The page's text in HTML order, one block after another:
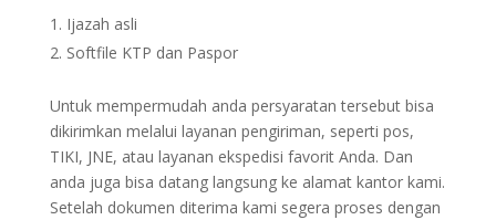
Ijazah asli
Softfile KTP dan Paspor
Untuk mempermudah anda persyaratan tersebut bisa
dikirimkan melalui layanan pengiriman, seperti pos,
TIKI, JNE, atau layanan ekspedisi favorit Anda. Dan
anda juga bisa datang langsung ke alamat kantor kami.
Setelah dokumen diterima kami segera proses dengan